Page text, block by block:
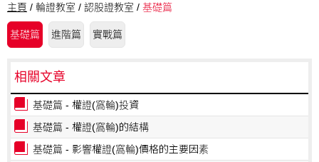
基礎篇 進階篇 實戰篇
主頁 / 輪證教室 / 認股證教室 / 基礎篇
相關文章
基礎篇 - 權證(窩輪)投資
基礎篇 - 權證(窩輪)的結構
基礎篇 - 影響權證(窩輪)價格的主要因素